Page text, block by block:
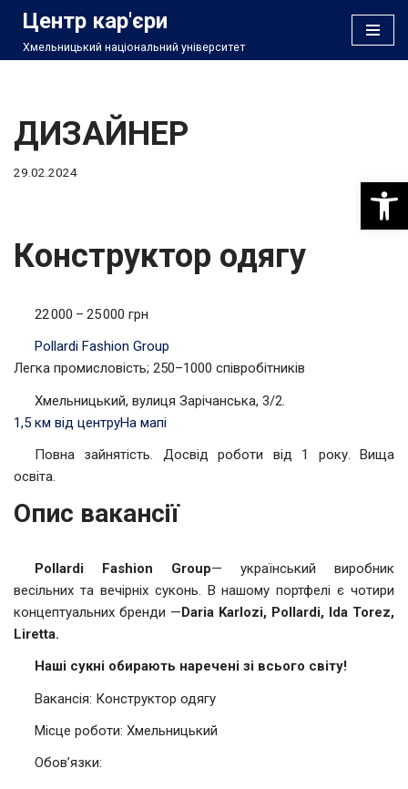
Перейти
Центр кар'єри
Хмельницький національний університет
ДИЗАЙНЕР
29.02.2024
Конструктор одягу
22 000 – 25 000 грн
Pollardi Fashion Group
Легка промисловість; 250–1000 співробітників
Хмельницький, вулиця Зарічанська, 3/2.
1,5 км від центруНа мапі
Повна зайнятість. Досвід роботи від 1 року. Вища
освіта.
Опис вакансії
Pollardi Fashion Group— український виробник
весільних та вечірніх суконь. В нашому портфелі є чотири
концептуальних бренди —Daria Karlozi, Pollardi, Ida Torez,
Liretta.
Наші сукні обирають наречені зі всього світу!
Вакансія: Конструктор одягу
Місце роботи: Хмельницький
Обов’язки: